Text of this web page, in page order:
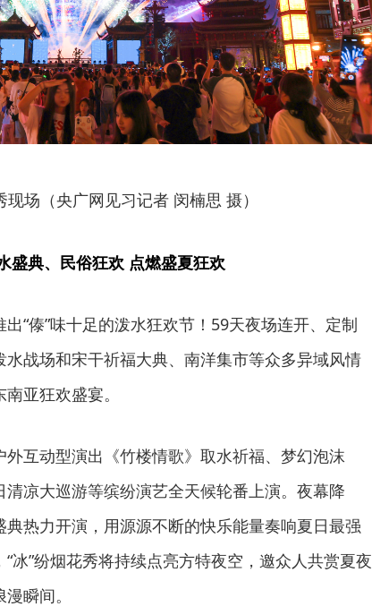
场（央广网见习记者 闵楠思 摄）
盛典、民俗狂欢 点燃盛夏狂欢
“傣”味十足的泼水狂欢节！59天夜场连开、定制
战场和宋干祈福大典、南洋集市等众多异域风情
亚狂欢盛宴。
互动型演出《竹楼情歌》取水祈福、梦幻泡沫
凉大巡游等缤纷演艺全天候轮番上演。夜幕降
热力开演，用源源不断的快乐能量奏响夏日最强
冰”纷烟花秀将持续点亮方特夜空，邀众人共赏夏夜
瞬间。